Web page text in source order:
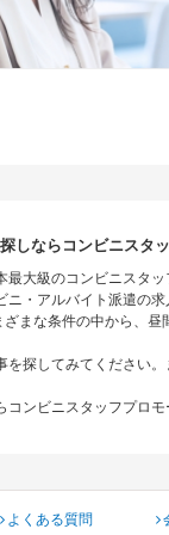
しならコンビニスタ
大級のコンビニスタッ
・アルバイト派遣の求
ざまな条件の中から、
探してみてください
ンビニスタッフプロモ
よくある質問